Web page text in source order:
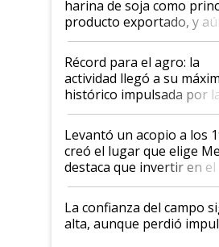
harina de soja como
producto exportado, y
el agro aportó casi seis
diez dólares y sostuvo el
liderazgo en un semestre
récord
Récord para el agro: la
actividad llegó a su
histórico impulsada por
cosecha y las
Levantó un acopio a los
creó el lugar que elige
destaca que invertir en el
kirchnerismo era como
plata a un hijo para droga":
Juan Félix Rossetti, el
que de una dura crisis
La confianza del campo
alta, aunque perdió